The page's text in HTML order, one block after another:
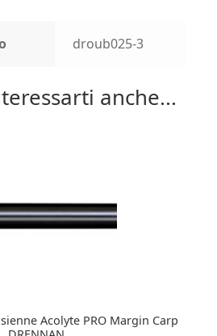
droub025-3
anche...
Acolyte PRO Margin Carp